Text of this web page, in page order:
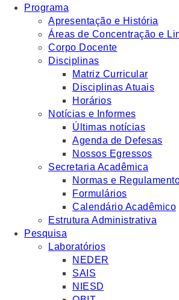
Programa
Apresentação e História
Áreas de Concentração e
Corpo Docente
Disciplinas
Matriz Curricular
Disciplinas Atuais
Horários
Notícias e Informes
Últimas notícias
Agenda de Defesas
Nossos Egressos
Secretaria Acadêmica
Normas e
Formulários
Calendário Acadêmico
Estrutura Administrativa
Pesquisa
Laboratórios
NEDER
SAIS
NIESD